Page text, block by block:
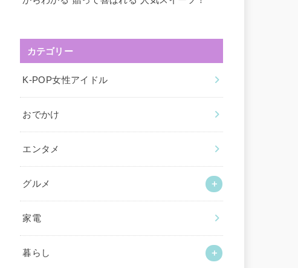
カテゴリー
K-POP女性アイドル
おでかけ
エンタメ
グルメ
家電
暮らし